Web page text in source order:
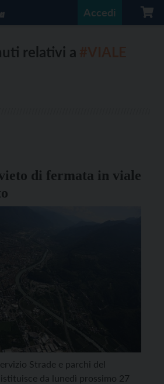
Accedi
relativi a
di fermata in viale
Strade e parchi del
da lunedì prossimo 27